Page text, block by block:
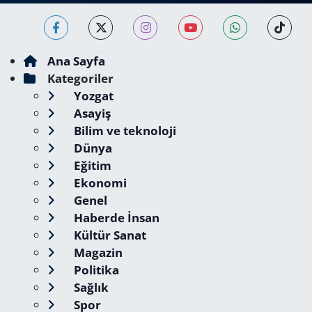
Ana Sayfa
Kategoriler
Yozgat
Asayiş
Bilim ve teknoloji
Dünya
Eğitim
Ekonomi
Genel
Haberde İnsan
Kültür Sanat
Magazin
Politika
Sağlık
Spor